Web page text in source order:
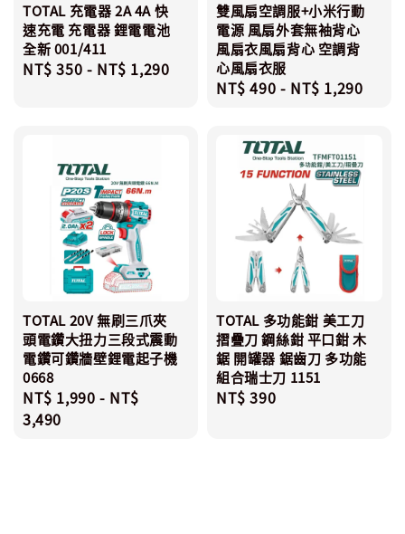
TOTAL 充電器 2A 4A 快
速充電 充電器 鋰電電池
全新 001/411
Regular
NT$ 350 - NT$ 1,290
雙風扇空調服+小米行動
電源 風扇外套無袖背心
風扇衣風扇背心 空調背
心風扇衣服
Regular
NT$ 490 - NT$ 1,290
TOTAL 20V 無刷三爪夾
頭電鑽大扭力三段式震動
電鑽可鑽牆壁鋰電起子機
0668
Regular
price
NT$ 1,990 - NT$
3,490
TOTAL 多功能鉗 美工刀
摺疊刀 鋼絲鉗 平口鉗 木
鋸 開罐器 鋸齒刀 多功能
組合瑞士刀 1151
Regular
NT$ 390